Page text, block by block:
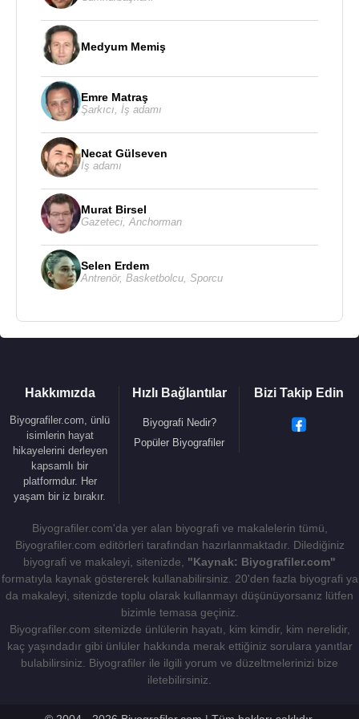
Like You (A Happier Song)
ona girmiş,
Post Malone
Austin’i yayımladı. Bu albümde kendi gerçek adını
başlık olarak kullanarak daha kişisel, gitar odaklı ve
pop-rock etkili bir çalışma sundu. Albümden çıkan
Chemical
çıkıştan daha melodik ve içe dönük bir şarkı
yazarlığına yöneldiğini gösterdi. Diskografi kayıtları,
Austinalbümünün Billboard 200 listesinde ikinci
sıraya kadar yükseldiğini belirtmektedir.
Post Malone
ve altıncı stüdyo albümü
F-1 Trillion
Albüm, 16 Ağustos 2024’te Mercury ve Republic
McGraw,Jelly Rollve başka country yıldızlarıyla iş
Post Malone F-1 Trilliondöneminde özellikle
Morgan Wallen
şarkısıyla büyük başarı kazandı. Şarkı, Billboard
Hot 100 listesine bir numaradan girdi ve onun
altıncı liste birincisi oldu. Aynı albümdenPour Me a
DrinkveGuy for Thatşarkıları da listelerde güçlü
sonuçlar elde etti.
Post Malone, 2024’te Beyonce Knowlesile
ve Taylor Swiftile
şarkılarında yer aldı.Fortnight, Amerika listelerinde
bir numaraya yükselerek onun kariyerindeki önemli
iş birliklerinden biri oldu. Bu dönem,
değil, country ve ana akım popun en büyük
Medyum Memiş
Emre Matraş
Şarkıcı İş adamı
Necat Gülseven
İş adamı
Murat Birsel
Gazeteci Anchorman
Selen Erdem
Antrenör, Basketbolcu Sporcu
Hakkımızda
Biyografiler.com, ünlü
isimlerin hayat
hikayelerini derleyen
kapsamlı bir
platformdur. Her
yaşam bir iz bırakır.
Hızlı Bağlantılar
Biyografi Nedir?
Popüler Biyografiler
Bizi Takip Edin
Biyografiler.com'da yer alan biyografi ve makalelerin tümü,
Biyografiler.com editörleri tarafından hazırlanmaktadır. Dilediğiniz
biyografi ve makaleyi, sitenizde, "Kaynak: Biyografiler.com"
formatıyla kaynak göstererek kullanabilirsiniz. 20'den fazla biyografi ya
da makaleyi, sitenizde toplu olarak kullanmayı düşünüyorsanız lütfen
bizimle temasa geçiniz.
Biyografiler.com sitemizde ünlülerin hayatı, kim kimdir, kim nerelidir,
kaç yaşındadır gibi ünlüler hakkında merak ettiğiniz sorulara yanıtlar
bulabilirsiniz. Biyografiler ile ilgili yorum ve düzeltmelerinizi bize
iletebilirsiniz.